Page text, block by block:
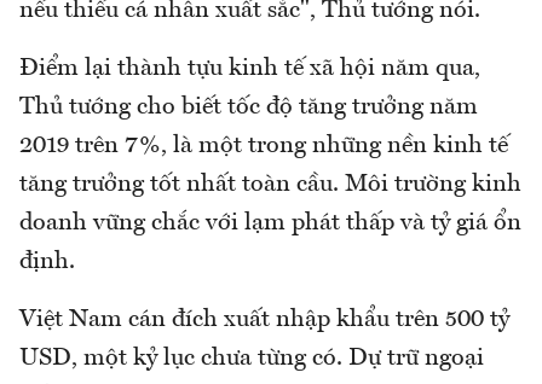
nếu thiếu cá nhân xuất sắc", Thủ tướng nói.
Điểm lại thành tựu kinh tế xã hội năm qua,
Thủ tướng cho biết tốc độ tăng trưởng năm
2019 trên 7%, là một trong những nền kinh tế
tăng trưởng tốt nhất toàn cầu. Môi trường kinh
doanh vững chắc với lạm phát thấp và tỷ giá ổn
định.
Việt Nam cán đích xuất nhập khẩu trên 500 tỷ
USD, một kỷ lục chưa từng có. Dự trữ ngoại